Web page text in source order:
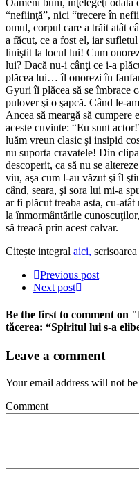
“nefiinţă”, nici “trecere în
omul, corpul care a trăit atât
a făcut, ce a fost el, iar
liniştit la locul lui! Cum
lui? Dacă nu-i cânţi ce i-a
plăcea lui… îl onorezi în
Gyuri îi plăcea să se îmbrace
pulover şi o şapcă. Când le-
Ancea să meargă să
aceste cuvinte: “Eu sunt
luăm vreun clasic şi insipid
nu suporta cravatele! Din
descoperit, ca să nu se
viu, aşa cum l-au văzut şi îl
când, seara, şi sora lui mi-a
ar fi plăcut treaba asta, cu-
la înmormântările
să treacă prin acest calvar.
Citește integral aici,
Previous post
Next post
Be the first to comment on
tăcerea: “Spiritul lui s-a
Leave a comment
Your email address will not
Comment